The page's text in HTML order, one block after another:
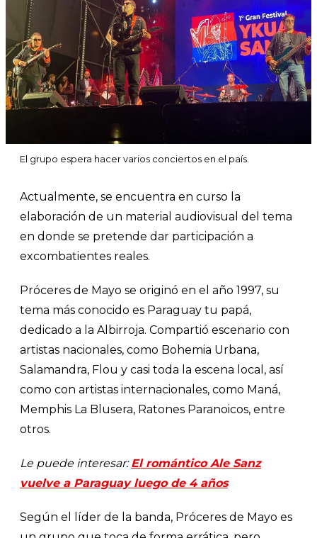
El grupo espera hacer varios conciertos en el país.
Actualmente, se encuentra en curso la
elaboración de un material audiovisual del tema
en donde se pretende dar participación a
excombatientes reales.
Próceres de Mayo se originó en el año 1997, su
tema más conocido es Paraguay tu papá,
dedicado a la Albirroja. Compartió escenario con
artistas nacionales, como Bohemia Urbana,
Salamandra, Flou y casi toda la escena local, así
como con artistas internacionales, como Maná,
Memphis La Blusera, Ratones Paranoicos, entre
otros.
Le puede interesar:El romántico Ale Sanz
vuelve a Paraguay luego de 4 años
Según el líder de la banda, Próceres de Mayo es